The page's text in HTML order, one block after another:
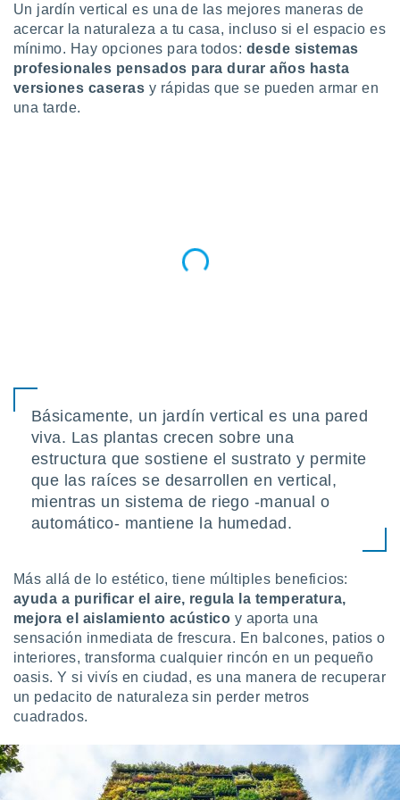
y
en
más
nuestra
y
aceptar
sitio
de que
el sitio
para
ni para
o
aunque
Puedes
acceder a
Un jardín vertical es una de las mejores maneras de
acercar la naturaleza a tu casa, incluso si el espacio es
mínimo. Hay opciones para todos: desde sistemas
profesionales pensados para durar años hasta
versiones caseras y rápidas que se pueden armar en
una tarde.
Básicamente, un jardín vertical es una pared
viva. Las plantas crecen sobre una
estructura que sostiene el sustrato y permite
que las raíces se desarrollen en vertical,
mientras un sistema de riego -manual o
automático- mantiene la humedad.
Más allá de lo estético, tiene múltiples beneficios:
ayuda a purificar el aire, regula la temperatura,
mejora el aislamiento acústico y aporta una
sensación inmediata de frescura. En balcones, patios o
interiores, transforma cualquier rincón en un pequeño
oasis. Y si vivís en ciudad, es una manera de recuperar
un pedacito de naturaleza sin perder metros
cuadrados.